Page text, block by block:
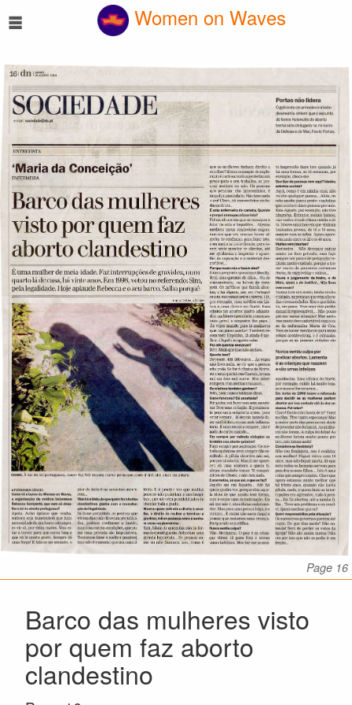
☰ Women on Waves
Page 16
Barco das mulheres visto
por quem faz aborto
clandestino